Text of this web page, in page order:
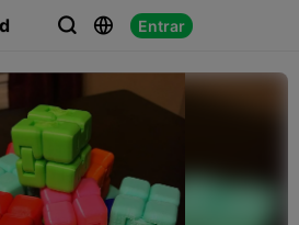
  Entrar
 